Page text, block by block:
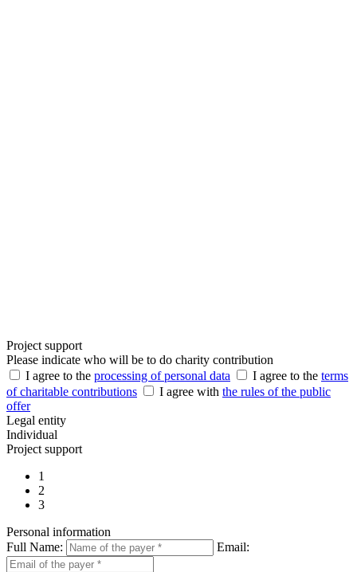
Project support
Please indicate who will be to do charity contribution
I agree to the processing of personal data I agree to the terms
of charitable contributions
I agree with the rules of the public
offer
Legal entity
Individual
Project support
1
2
3
Personal information
Full Name:
Email: